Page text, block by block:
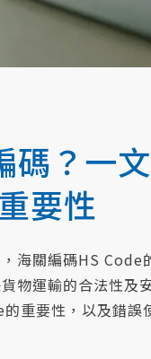
碼？一
要性
海關編碼HS
物運輸的合法性及
重要性，以及錯誤